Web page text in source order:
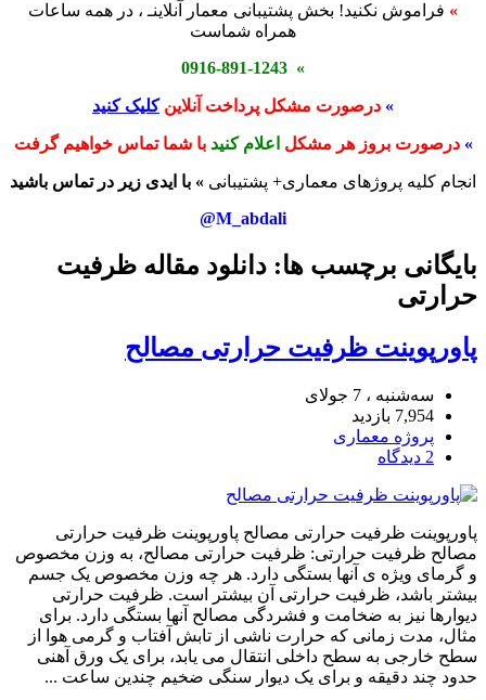
» فراموش نکنید! بخش پشتیبانی معمار آنلاینـ ، در همه ساعات
همراه شماست
» 0916-891-1243
» درصورت مشکل پرداخت آنلاینکلیک کنید
» درصورت بروز هر مشکل اعلام کنید با شما تماس خواهیم گرفت
انجام کلیه پروژهای معماری+ پشتیبانی » با ایدی زیر در تماس باشید
M_abdali@
بایگانی برچسب ها: دانلود مقاله ظرفیت
حرارتی
پاورپوینت ظرفیت حرارتی مصالح
سه‌شنبه ، 7 جولای
7,954 بازدید
پروژه معماری
2 دیدگاه
پاورپوینت ظرفیت حرارتی مصالح پاورپوینت ظرفیت حرارتی
مصالح ظرفیت حرارتی: ظرفیت حرارتی مصالح، به وزن مخصوص
و گرمای ویژه ی آنها بستگی دارد. هر چه وزن مخصوص یک جسم
بیشتر باشد، ظرفیت حرارتی آن بیشتر است. ظرفیت حرارتی
دیوارها نیز به ضخامت و فشردگی مصالح آنها بستگی دارد. برای
مثال، مدت زمانی که حرارت ناشی از تابش آفتاب و گرمی هوا از
سطح خارجی به سطح داخلی انتقال می یابد، برای یک ورق آهنی
حدود چند دقیقه و برای یک دیوار سنگی ضخیم چندین ساعت ...